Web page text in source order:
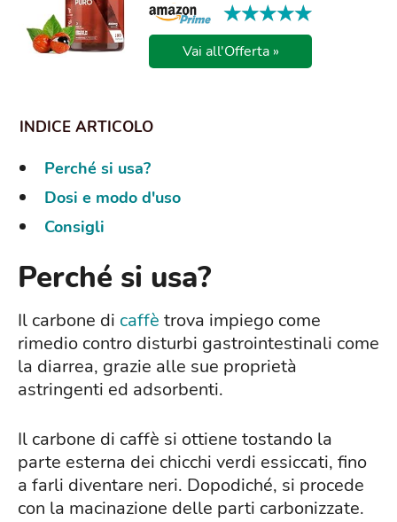
★★★★★
★★★★★
Vai all'Offerta »
Perché si usa?
Dosi e modo d'uso
Consigli
Perché si usa?
Il carbone di caffè trova impiego come
rimedio contro disturbi gastrointestinali come
la diarrea, grazie alle sue proprietà
astringenti ed adsorbenti.
Il carbone di caffè si ottiene tostando la
parte esterna dei chicchi verdi essiccati, fino
a farli diventare neri. Dopodiché, si procede
con la macinazione delle parti carbonizzate.